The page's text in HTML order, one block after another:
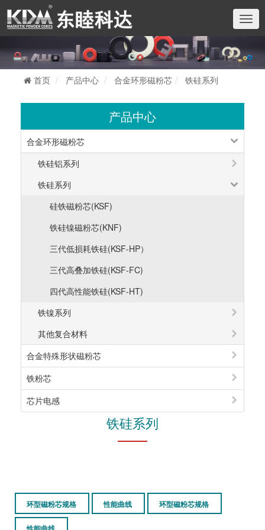
切
换
航
首页
产品中心 合金环形磁粉芯 铁硅系列
产品中心
合金环形磁粉芯
铁硅铝系列
铁硅系列
硅铁磁粉芯(KSF)
铁硅镍磁粉芯(KNF)
三代低损耗铁硅(KSF-HP）
三代高叠加铁硅(KSF-FC)
四代高性能铁硅(KSF-HT)
铁镍系列
其他复合材料
合金特殊形状磁粉芯
铁粉芯
芯片电感
铁硅系列
环型磁粉芯规格 性能曲线 环型磁粉芯规格